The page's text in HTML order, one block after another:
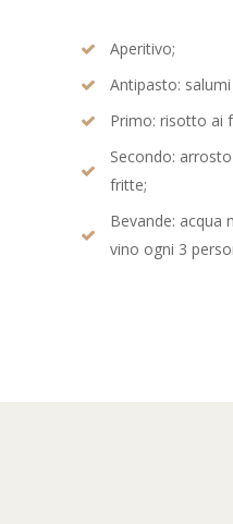
Aperitivo;
Antipasto:
Primo: risotto ai
Secondo:
fritte;
Bevande: acqua
vino ogni 3